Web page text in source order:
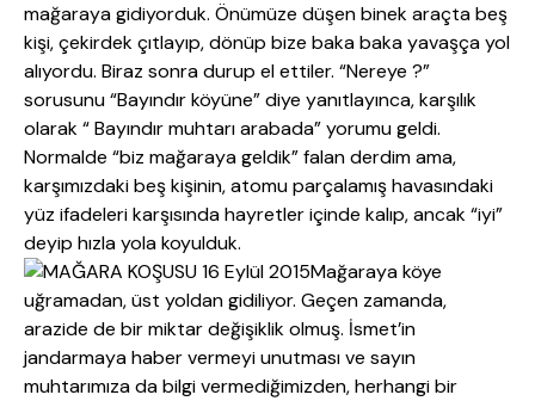
mağaraya gidiyorduk. Önümüze düşen binek araçta beş
kişi, çekirdek çıtlayıp, dönüp bize baka baka yavaşça yol
alıyordu. Biraz sonra durup el ettiler. “Nereye ?”
sorusunu “Bayındır köyüne” diye yanıtlayınca, karşılık
olarak “ Bayındır muhtarı arabada” yorumu geldi.
Normalde “biz mağaraya geldik” falan derdim ama,
karşımızdaki beş kişinin, atomu parçalamış havasındaki
yüz ifadeleri karşısında hayretler içinde kalıp, ancak “iyi”
deyip hızla yola koyulduk.
Mağaraya köye
uğramadan, üst yoldan gidiliyor. Geçen zamanda,
arazide de bir miktar değişiklik olmuş. İsmet’in
jandarmaya haber vermeyi unutması ve sayın
muhtarımıza da bilgi vermediğimizden, herhangi bir